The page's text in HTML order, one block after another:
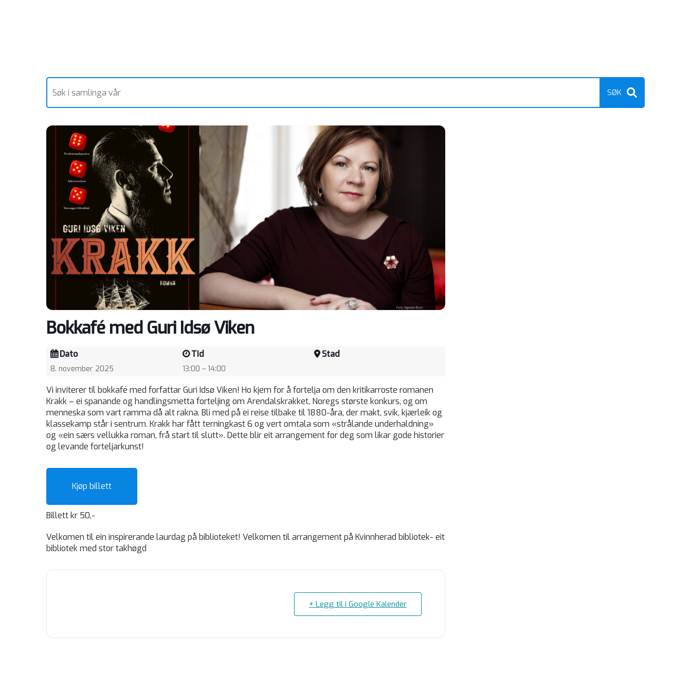
Bokkafé med Guri Idsø Viken
Dato
8. november 2025
Tid
13:00 – 14:00
Stad
Vi inviterer til bokkafé med forfattar Guri Idsø Viken! Ho kjem for å fortelja om den kritikarroste romanen
Krakk – ei spanande og handlingsmetta forteljing om Arendalskrakket, Noregs største konkurs, og om
menneska som vart ramma då alt rakna. Bli med på ei reise tilbake til 1880-åra, der makt, svik, kjærleik og
klassekamp står i sentrum. Krakk har fått terningkast 6 og vert omtala som «strålande underhaldning»
og «ein særs vellukka roman, frå start til slutt». Dette blir eit arrangement for deg som likar gode historier
og levande forteljarkunst!
Kjøp billett
Billett kr 50,-
Velkomen til ein inspirerande laurdag på biblioteket! Velkomen til arrangement på Kvinnherad bibliotek- eit
bibliotek med stor takhøgd
+ Legg til i Google Kalender